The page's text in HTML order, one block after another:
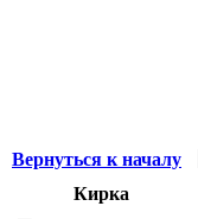
Вернуться к началу
Кирка